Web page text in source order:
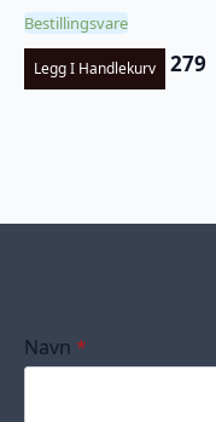
Bestillingsvare
Legg I Handlekurv 279
Navn *